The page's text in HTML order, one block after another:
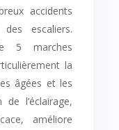
accidents
des escaliers.
5 marches
la
âgées et les
de l’éclairage,
améliore